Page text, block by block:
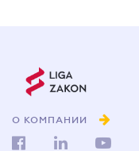
О КОМПАНИИ